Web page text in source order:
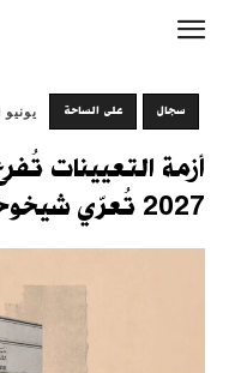
سجال على الساحة يونيو 10, 2026
أزمة التعيينات
2027 تُعرّي شيخوخة نقابة الصحفيين